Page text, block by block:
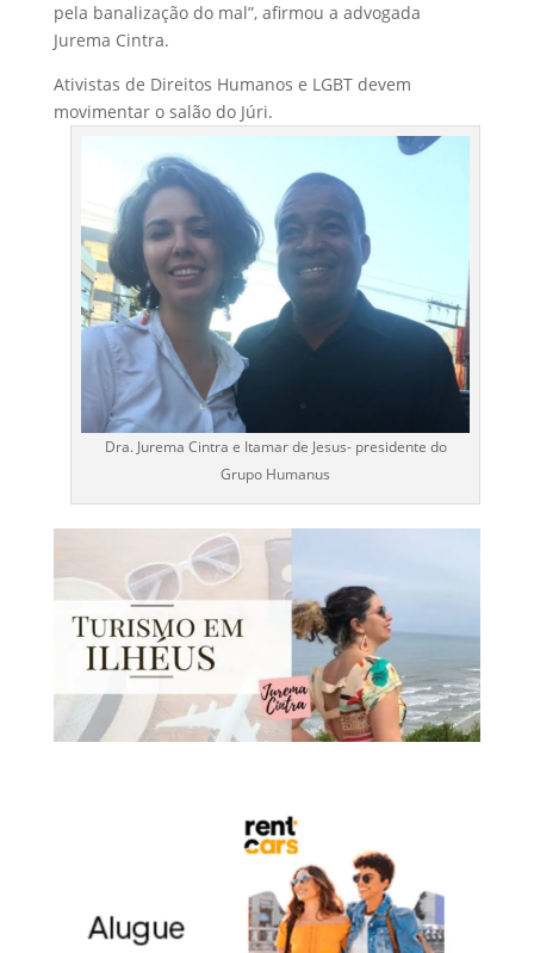
pela banalização do mal”, afirmou a advogada
Jurema Cintra.
Ativistas de Direitos Humanos e LGBT devem
movimentar o salão do Júri.
Dra. Jurema Cintra e Itamar de Jesus- presidente do
Grupo Humanus